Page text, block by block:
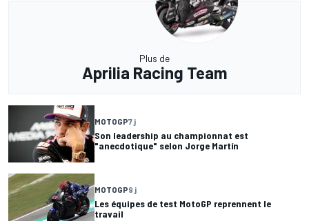
Plus de
Aprilia Racing Team
MOTOGP7 j
Son leadership au championnat est
"anecdotique" selon Jorge Martín
MOTOGP9 j
Les équipes de test MotoGP reprennent le
travail